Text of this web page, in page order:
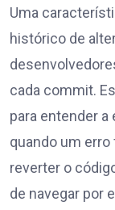
Uma
histórico de
cada commit.
para entender
quando um
reverter o
de navegar por